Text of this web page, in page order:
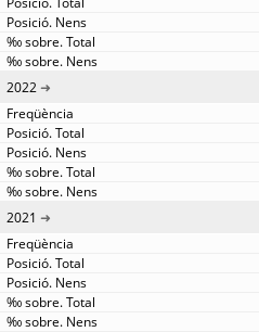
2022
2021